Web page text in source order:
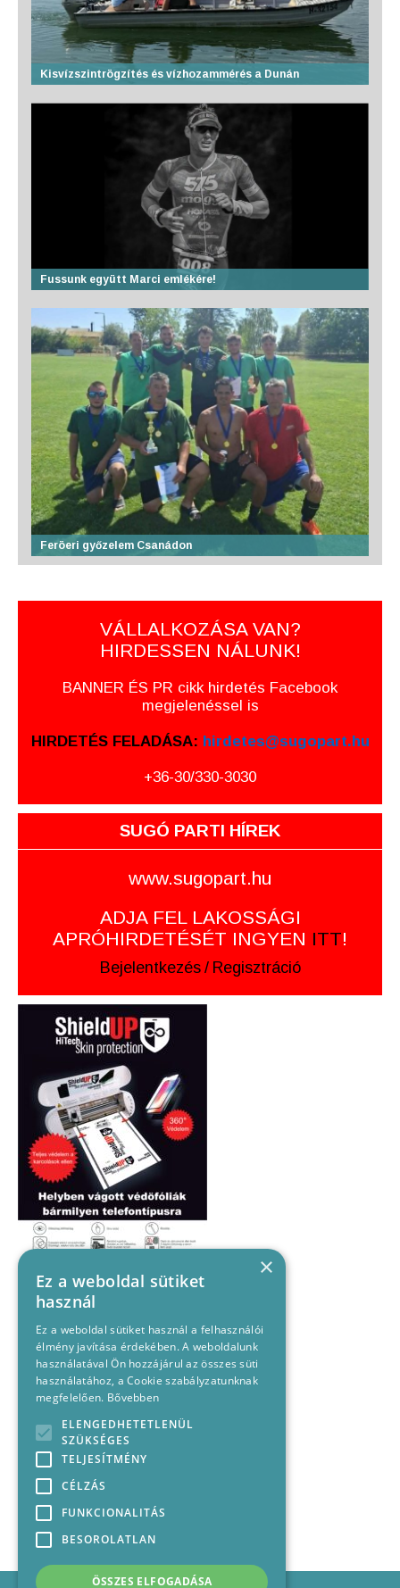
Kisvízszintrögzítés és vízhozammérés a Dunán
Fussunk együtt Marci emlékére!
Feröeri győzelem Csanádon
VÁLLALKOZÁSA VAN?
HIRDESSEN NÁLUNK!
BANNER ÉS PR cikk hirdetés Facebook
megjelenéssel is
HIRDETÉS FELADÁSA: hirdetes@sugopart.hu
+36-30/330-3030
SUGÓ PARTI HÍREK
www.sugopart.hu
ADJA FEL LAKOSSÁGI
APRÓHIRDETÉSÉT INGYEN ITT!
Bejelentkezés / Regisztráció
×
Ez a weboldal sütiket
használ
Ez a weboldal sütiket használ a felhasználói
élmény javítása érdekében. A weboldalunk
használatával Ön hozzájárul az összes süti
használatához, a Cookie szabályzatunknak
megfelelően. Bővebben
ELENGEDHETETLENÜL
SZÜKSÉGES
TELJESÍTMÉNY
CÉLZÁS
FUNKCIONALITÁS
BESOROLATLAN
ÖSSZES ELFOGADÁSA